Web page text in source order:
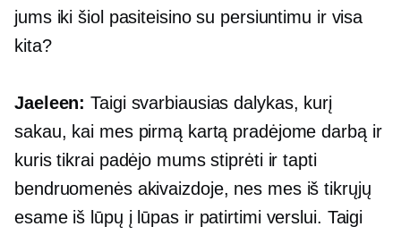
jums iki šiol pasiteisino su persiuntimu ir visa
kita?
Jaeleen: Taigi svarbiausias dalykas, kurį
sakau, kai mes pirmą kartą pradėjome darbą ir
kuris tikrai padėjo mums stiprėti ir tapti
bendruomenės akivaizdoje, nes mes iš tikrųjų
esame iš lūpų į lūpas ir patirtimiverslui. Taigi